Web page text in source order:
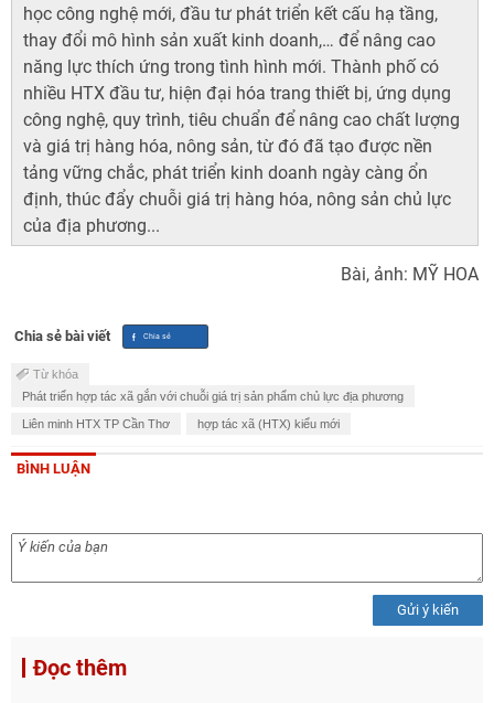
học công nghệ mới, đầu tư phát triển kết cấu hạ tầng,
thay đổi mô hình sản xuất kinh doanh,… để nâng cao
năng lực thích ứng trong tình hình mới. Thành phố có
nhiều HTX đầu tư, hiện đại hóa trang thiết bị, ứng dụng
công nghệ, quy trình, tiêu chuẩn để nâng cao chất lượng
và giá trị hàng hóa, nông sản, từ đó đã tạo được nền
tảng vững chắc, phát triển kinh doanh ngày càng ổn
định, thúc đẩy chuỗi giá trị hàng hóa, nông sản chủ lực
của địa phương...
Bài, ảnh: MỸ HOA
Chia sẻ bài viết
Từ khóa
Phát triển hợp tác xã gắn với chuỗi giá trị sản phẩm chủ lực địa phương
Liên minh HTX TP Cần Thơ hợp tác xã (HTX) kiểu mới
BÌNH LUẬN
Gửi ý kiến
Đọc thêm